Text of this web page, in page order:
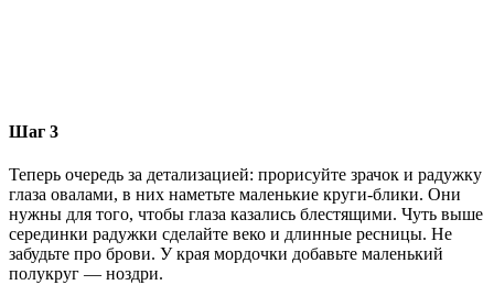
Шаг 3
Теперь очередь за детализацией: прорисуйте зрачок и радужку
глаза овалами, в них наметьте маленькие круги-блики. Они
нужны для того, чтобы глаза казались блестящими. Чуть выше
серединки радужки сделайте веко и длинные ресницы. Не
забудьте про брови. У края мордочки добавьте маленький
полукруг — ноздри.